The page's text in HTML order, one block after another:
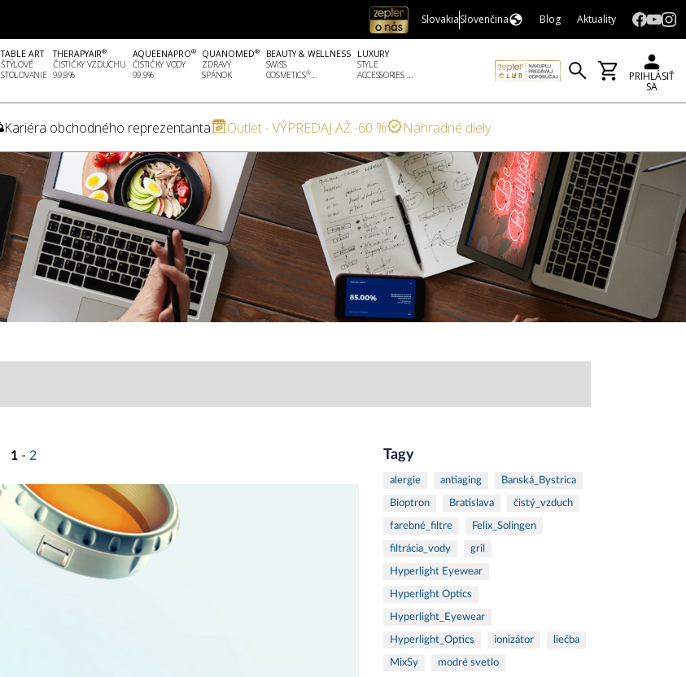
SlovakiaSlovenčina Blog Aktuality
TABLE ART
ŠTÝLOVÉ
STOLOVANIE
THERAPYAIR®
ČISTIČKY VZDUCHU
99,9%
AQUEENAPRO®
ČISTIČKY VODY
99,9%
QUANOMED®
ZDRAVÝ
SPÁNOK
BEAUTY & WELLNESS
SWISS
COSMETICS®...
LUXURY
STYLE
ACCESSORIES ...
PRIHLÁSIŤ
SA
Kariéra obchodného reprezentanta Outlet - VÝPREDAJ AŽ -60 % Náhradné diely
1 - 2 Tagy
alergie antiaging Banská_Bystrica
Bioptron Bratislava čistý_vzduch
farebné_filtre Felix_Solingen
filtrácia_vody gril
Hyperlight Eyewear
Hyperlight Optics
Hyperlight_Eyewear
Hyperlight_Optics ionizátor liečba
MixSy modré svetlo